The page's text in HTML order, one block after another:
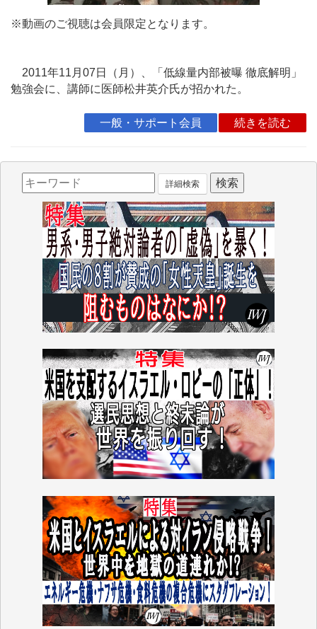
※動画のご視聴は会員限定となります。
2011年11月07日（月）、「低線量内部被曝 徹底解明」
勉強会に、講師に医師松井英介氏が招かれた。
一般・サポート会員 続きを読む
詳細検索